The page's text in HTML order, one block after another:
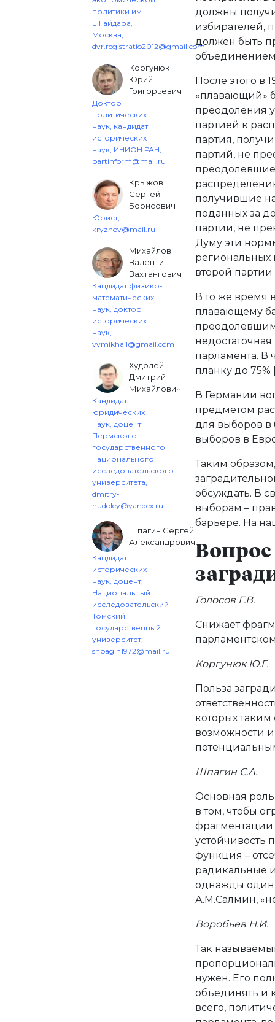
политики им.
Е.Гайдара,
Москва,
dvr.registratio2012@gmail.com
Коргунюк
Юрий
Григорьевич
Доктор
политических
наук, кандидат
исторических
наук, ИНИОН РАН,
partinform@mail.ru
Крыжов
Сергей
Борисович
Юрист,
kryzhov@mail.ru
Михайлов
Валентин
Вахтангович
Кандидат физико-
математических
наук, доктор
исторических
наук,
vvmikhail@gmail.com
Худолей
Дмитрий
Михайлович
Кандидат
юридических
наук, доцент
Пермского
государственного
национального
исследовательского
университета,
dmitry-
hudoley@yandex.ru
Шпагин Сергей
Александрович
Кандидат
исторических
наук, доцент,
Национальный
исследовательский
Томский
государственный
университет,
shpagin1972@mail.ru
должны
избирателей,
должен быть
После этого в
«плавающий»
преодоления
партией к
партия,
партий, не
преодолевшие
получившие
поданных за
партии, не
Думу эти
региональных
второй
В то же время
плавающему
парламента. В
планку до 75%
В Германии
предметом
для выборов в
выборов в
Таким
обсуждать. В
выборам –
барьере. На
Вопрос
Голосов Г.В.
Снижает
Коргунюк Ю.Г.
Польза
которых таким
возможности
Шпагин С.А.
Основная
в том, чтобы
фрагментации
устойчивость
функция –
радикальные
однажды один
А.М.Салмин,
Воробьев Н.И.
Так
нужен. Его
объединять и
всего,